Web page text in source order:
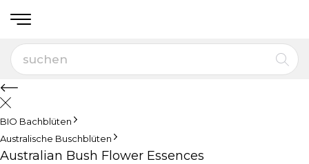
BIO Bachblüten
Australische Buschblüten
Australian Bush Flower Essences